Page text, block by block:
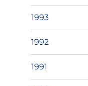
1993
1992
1991